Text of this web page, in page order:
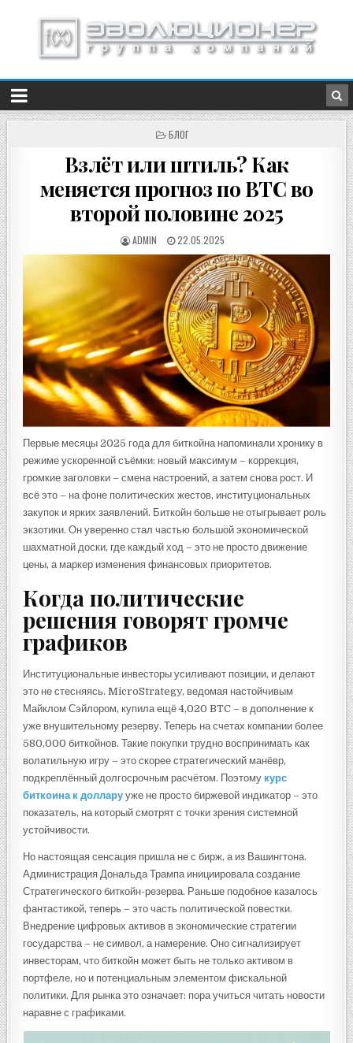
ОПУБЛИКОВАНО
БЛОГ
Взлёт или штиль? Как
меняется прогноз по BTC во
второй половине 2025
ADMIN 22.05.2025
Первые месяцы 2025 года для биткойна напоминали хронику в
режиме ускоренной съёмки: новый максимум – коррекция,
громкие заголовки – смена настроений, а затем снова рост. И
всё это – на фоне политических жестов, институциональных
закупок и ярких заявлений. Биткойн больше не отыгрывает роль
экзотики. Он уверенно стал частью большой экономической
шахматной доски, где каждый ход – это не просто движение
цены, а маркер изменения финансовых приоритетов.
Когда политические
решения говорят громче
графиков
Институциональные инвесторы усиливают позиции, и делают
это не стесняясь. MicroStrategy, ведомая настойчивым
Майклом Сэйлором, купила ещё 4,020 BTC – в дополнение к
уже внушительному резерву. Теперь на счетах компании более
580,000 биткойнов. Такие покупки трудно воспринимать как
волатильную игру – это скорее стратегический манёвр,
подкреплённый долгосрочным расчётом. Поэтому курс
биткоина к доллару уже не просто биржевой индикатор – это
показатель, на который смотрят с точки зрения системной
устойчивости.
Но настоящая сенсация пришла не с бирж, а из Вашингтона.
Администрация Дональда Трампа инициировала создание
Стратегического биткойн-резерва. Раньше подобное казалось
фантастикой, теперь – это часть политической повестки.
Внедрение цифровых активов в экономические стратегии
государства – не символ, а намерение. Оно сигнализирует
инвесторам, что биткойн может быть не только активом в
портфеле, но и потенциальным элементом фискальной
политики. Для рынка это означает: пора учиться читать новости
наравне с графиками.